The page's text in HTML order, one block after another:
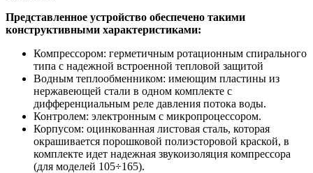
Представленное устройство обеспечено такими
конструктивными характеристиками:
Компрессором: герметичным ротационным спирального
типа с надежной встроенной тепловой защитой
Водным теплообменником: имеющим пластины из
нержавеющей стали в одном комплекте с
дифференциальным реле давления потока воды.
Контролем: электронным с микропроцессором.
Корпусом: оцинкованная листовая сталь, которая
окрашивается порошковой полиэсторовой краской, в
комплекте идет надежная звукоизоляция компрессора
(для моделей 105÷165).